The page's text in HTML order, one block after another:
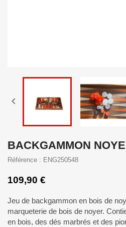

BACKGAMMON
Référence : ENG250548
109,90 €
Jeu de backgammon en bois de
marqueterie de bois de noyer.
en bois, des dés marbrés et des